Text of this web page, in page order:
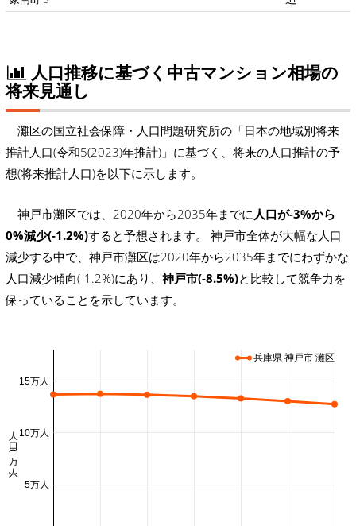
人口推移に基づく中古マンション相場の
将来見通し
灘区の国立社会保障・人口問題研究所の「日本の地域別将来
推計人口(令和5(2023)年推計)」に基づく、将来の人口推計の予
想(将来推計人口)を以下に示します。
神戸市灘区では、2020年から2035年までに 人口が-3%から
0%減少(-1.2%)すると予想されます。 神戸市全体が大幅な人口
減少する中で、神戸市灘区は2020年から2035年までにわずかな
人口減少傾向(-1.2%)にあり、 神戸市(-8.5%)と比較して競争力を
保っていることを示しています。
5万人
10万人
15万人
人口 (万人)
兵庫県 神戸市 灘区